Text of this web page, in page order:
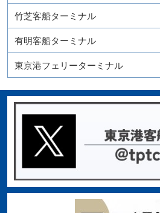
竹芝客船ターミナル
有明客船ターミナル
東京港フェリーターミナル